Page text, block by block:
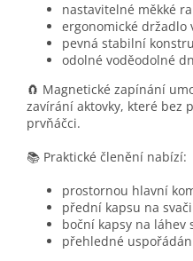
nastavitelné měkké
ergonomické držadlo
pevná stabilní
odolné voděodolné
🧲 Magnetické zapínání
zavírání aktovky, které bez
prvňáčci.
📚 Praktické členění nabízí:
prostornou hlavní
přední kapsu na
boční kapsy na láhev
přehledné